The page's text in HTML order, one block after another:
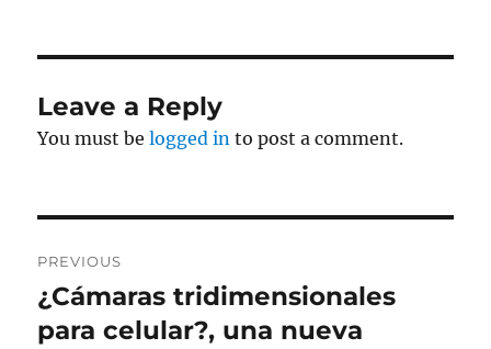
Leave a Reply
You must belogged in to post a comment.
navigation
PREVIOUS
Previous
post:
¿Cámaras tridimensionales
para celular?, una nueva